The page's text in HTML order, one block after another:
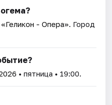
- Опера». Город
• пятница • 19:00.